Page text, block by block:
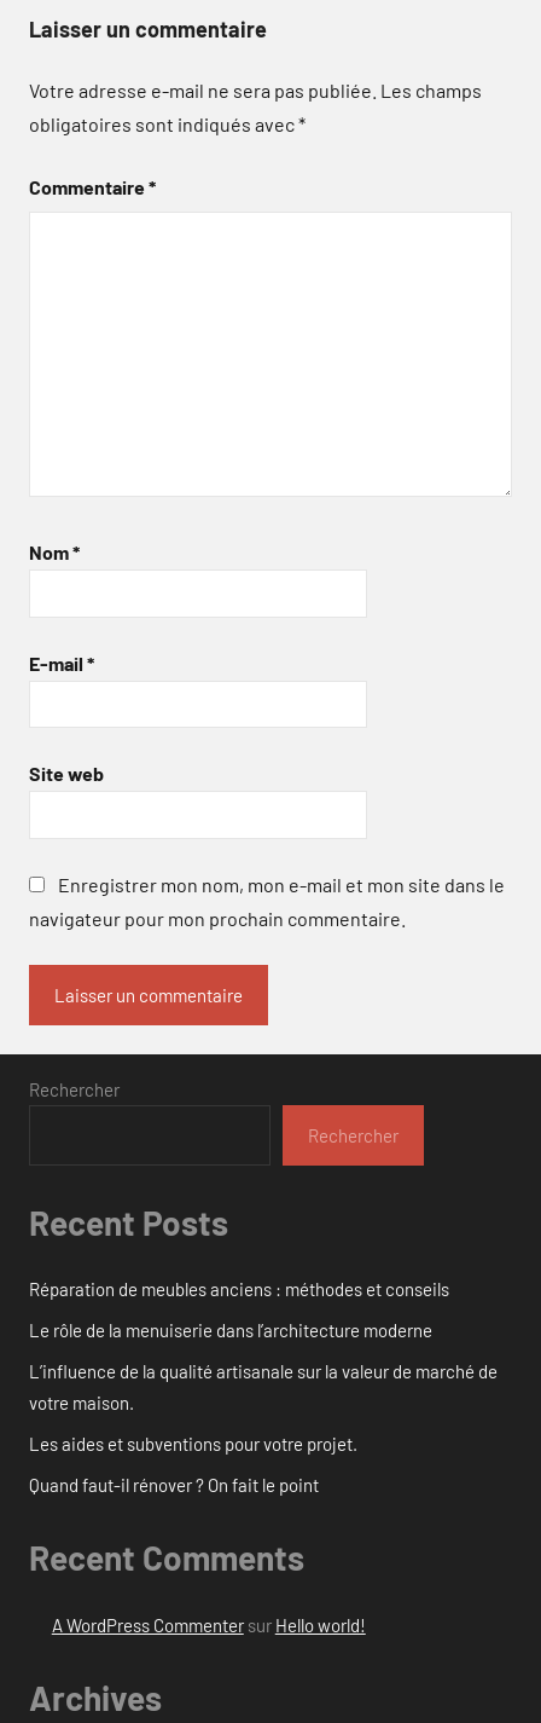
Laisser un commentaire
Votre adresse e-mail ne sera pas publiée. Les champs
obligatoires sont indiqués avec*
Commentaire*
Nom*
E-mail *
Site web
Enregistrer mon nom, mon e-mail et mon site dans le
navigateur pour mon prochain commentaire.
Rechercher
Rechercher
Recent Posts
Réparation de meubles anciens : méthodes et conseils
Le rôle de la menuiserie dans l’architecture moderne
L’influence de la qualité artisanale sur la valeur de marché de
votre maison.
Les aides et subventions pour votre projet.
Quand faut-il rénover ? On fait le point
Recent Comments
A WordPress Commentersur Hello world!
Archives